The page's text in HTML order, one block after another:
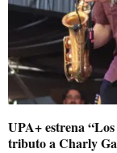
UPA+ estrena
tributo a Charly